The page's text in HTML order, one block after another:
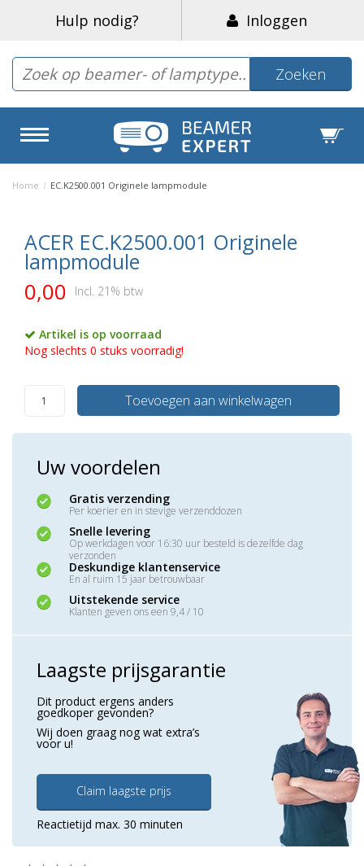
Hulp nodig? Inloggen
Zoeken
Home / EC.K2500.001 Originele lampmodule
ACER EC.K2500.001 Originele
lampmodule
0,00 Incl. 21% btw
Artikel is op voorraad
Nog slechts 0 stuks voorradig!
Toevoegen aan winkelwagen
Uw voordelen
Gratis verzending
Per koerier en in stevige verzenddozen
Snelle levering
Op werkdagen voor 16:30 uur besteld is dezelfde dag
verzonden
Deskundige klantenservice
En al ruim 15 jaar betrouwbaar
Uitstekende service
Klanten geven ons een 9,4 / 10
Laagste prijsgarantie
Dit product ergens anders
goedkoper gevonden?
Wij doen graag nog wat extra’s
voor u!
Claim laagste prijs
Reactietijd max. 30 minuten